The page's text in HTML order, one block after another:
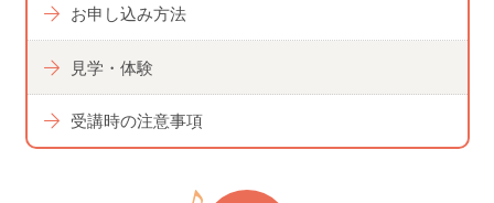
お申し込み方法
見学・体験
受講時の注意事項